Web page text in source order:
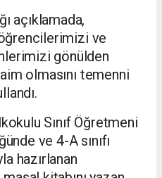
açıklamada,
ve
gönülden
olmasını temenni
Sınıf Öğretmeni
ve 4-A sınıfı
hazırlanan